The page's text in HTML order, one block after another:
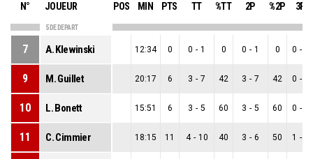
N° JOUEUR POS MIN PTS TT %TT 2P %2P 3P
5 DE DEPART
7 A. Klewinski 12:34 0 0 - 1 0 0 - 1 0 0 -
9 M. Guillet 20:17 6 3 - 7 42 3 - 7 42 0 -
10 L. Bonett 15:51 6 3 - 5 60 3 - 5 60 0 -
11 C. Cimmier 18:15 11 4 - 10 40 3 - 6 50 1 -